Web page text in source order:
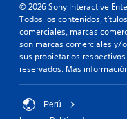
© 2026 Sony Interactive
Todos los contenidos,
comerciales, marcas
son marcas comerciales y/
sus propietarios
reservados. Más
Perú